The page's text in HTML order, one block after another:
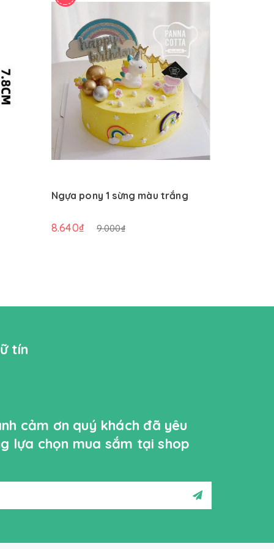
Ngựa pony 1 sừng màu trắng
8.640₫ 9.000₫
tín
cảm ơn quý khách đã yêu
lựa chọn mua sắm tại shop